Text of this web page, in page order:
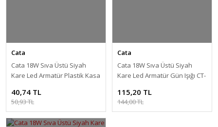
Cata
Cata 18W Sıva Üstü Siyah
Kare Led Armatür Plastik Kasa
40,74 TL
50,93 TL
Cata
Cata 18W Sıva Üstü Siyah
Kare Led Armatür Gün Işığı CT-
115,20 TL
144,00 TL